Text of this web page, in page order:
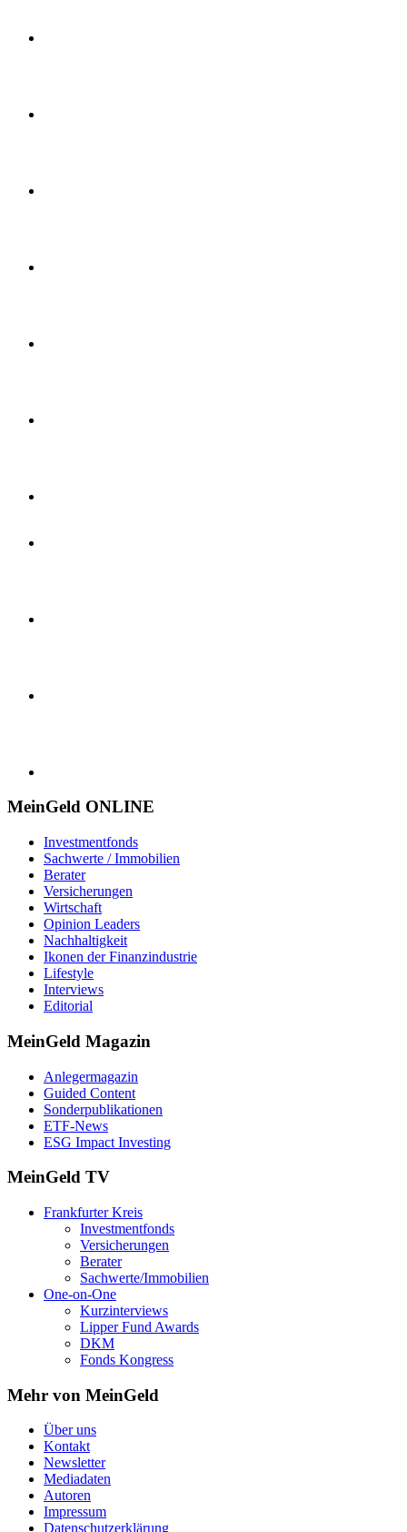
MeinGeld ONLINE
Investmentfonds
Sachwerte / Immobilien
Berater
Versicherungen
Wirtschaft
Opinion Leaders
Nachhaltigkeit
Ikonen der Finanzindustrie
Lifestyle
Interviews
Editorial
MeinGeld Magazin
Anlegermagazin
Guided Content
Sonderpublikationen
ETF-News
ESG Impact Investing
MeinGeld TV
Frankfurter Kreis
Investmentfonds
Versicherungen
Berater
Sachwerte/Immobilien
One-on-One
Kurzinterviews
Lipper Fund Awards
DKM
Fonds Kongress
Mehr von MeinGeld
Über uns
Kontakt
Newsletter
Mediadaten
Autoren
Impressum
Datenschutzerklärung